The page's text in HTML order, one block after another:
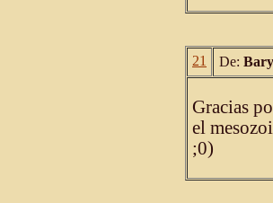
21 De:
Gracias
el
;0)